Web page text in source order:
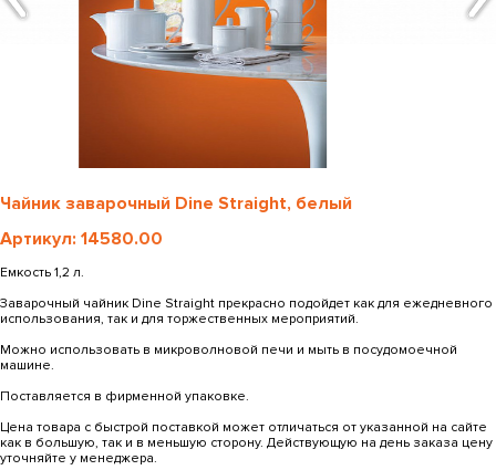
Чайник заварочный Dine Straight, белый
Артикул: 14580.00
Емкость 1,2 л.
Заварочный чайник Dine Straight прекрасно подойдет как для ежедневного
использования, так и для торжественных мероприятий.
Можно использовать в микроволновой печи и мыть в посудомоечной
машине.
Поставляется в фирменной упаковке.
Цена товара с быстрой поставкой может отличаться от указанной на сайте
как в большую, так и в меньшую сторону. Действующую на день заказа цену
уточняйте у менеджера.